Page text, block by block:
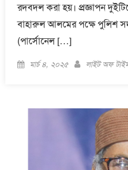
রদবদল করা হয়। প্রজ্ঞাপন
বাহারুল আলমের পক্ষে পুলিশ
(পার্সোনেল […]
Posted
মার্চ ৪, ২০২৫ Author
লাইট অফ